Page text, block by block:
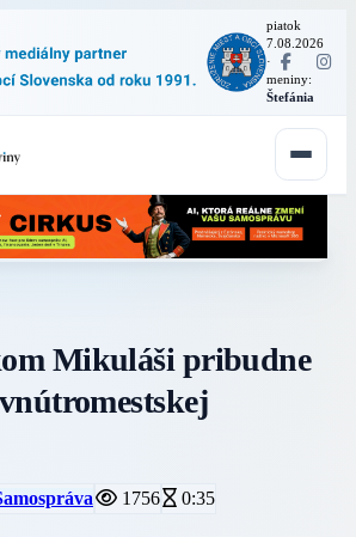
piatok
7.08.2026
·
meniny:
Štefánia
Mikuláši pribudne
1756 0:35